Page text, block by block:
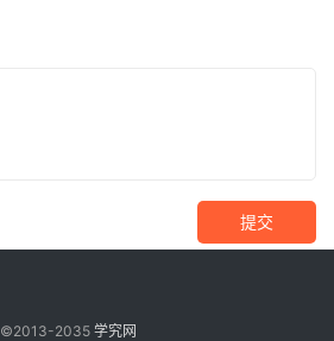
提交
©2013-2035 学究网